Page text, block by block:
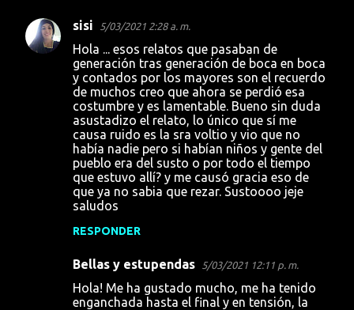
sisi 5/03/2021 2:28 a. m.
Hola ... esos relatos que pasaban de
generación tras generación de boca en boca
y contados por los mayores son el recuerdo
de muchos creo que ahora se perdió esa
costumbre y es lamentable. Bueno sin duda
asustadizo el relato, lo único que sí me
causa ruido es la sra voltio y vio que no
había nadie pero si habían niños y gente del
pueblo era del susto o por todo el tiempo
que estuvo allí? y me causó gracia eso de
que ya no sabia que rezar. Sustoooo jeje
saludos
RESPONDER
Bellas y estupendas 5/03/2021 12:11 p. m.
Hola! Me ha gustado mucho, me ha tenido
enganchada hasta el final y en tensión, la